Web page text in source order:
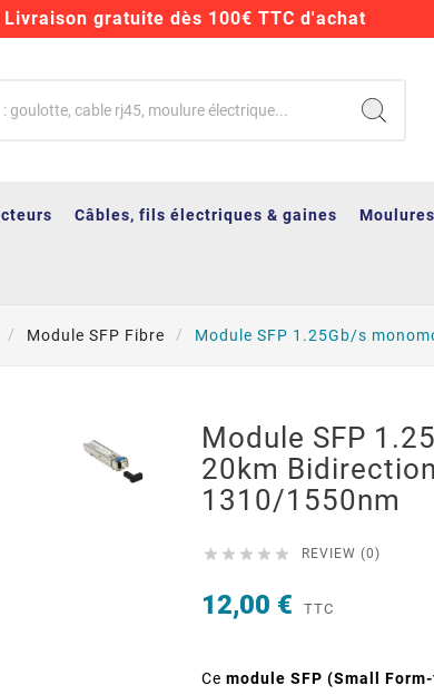
Livraison gratuite dès 100€ TTC d'achat
Câbles, fils électriques & gaines
Module SFP Fibre Module SFP 1.25Gb/s
Module SFP
20km
1310/1550nm
     REVIEW (0)
12,00 € TTC
Ce module SFP (Small